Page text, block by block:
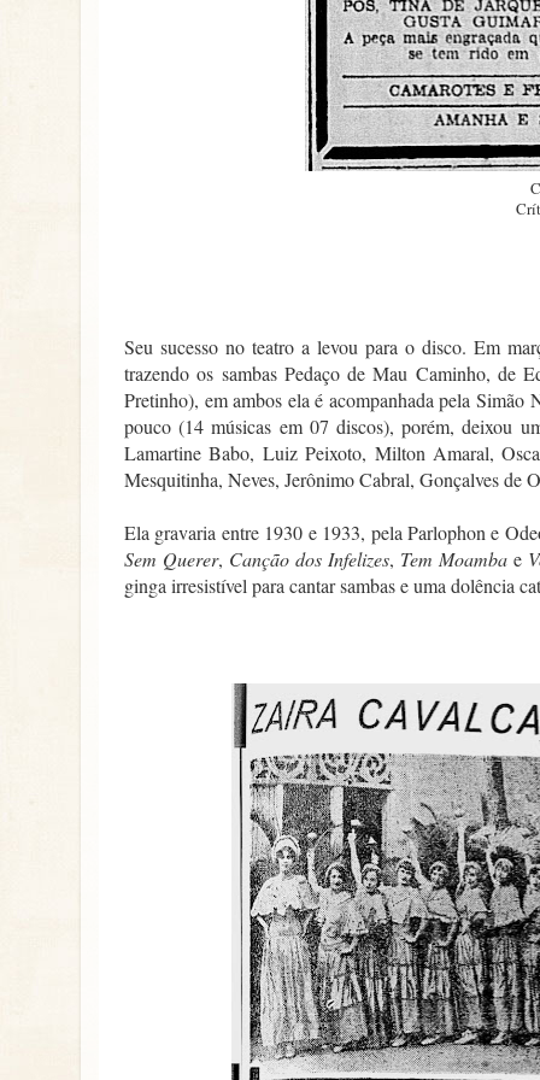
Seu sucesso no teatro a levou para o disco. Em
trazendo os sambas Pedaço de Mau Caminho, de
Pretinho), em ambos ela é acompanhada pela
pouco (14 músicas em 07 discos), porém, deixou
Lamartine Babo, Luiz Peixoto, Milton Amaral,
Mesquitinha, Neves, Jerônimo Cabral, Gonçalves
Ela gravaria entre 1930 e 1933, pela Parlophon e
Sem Querer, Canção dos Infelizes, Tem Moambae
ginga irresistível para cantar sambas e uma dolência